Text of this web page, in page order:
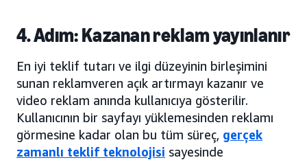
4. Adım: Kazanan reklam yayınlanır
En iyi teklif tutarı ve ilgi düzeyinin birleşimini
sunan reklamveren açık artırmayı kazanır ve
video reklam anında kullanıcıya gösterilir.
Kullanıcının bir sayfayı yüklemesinden reklamı
görmesine kadar olan bu tüm süreç, gerçek
zamanlı teklif teknolojisi sayesinde